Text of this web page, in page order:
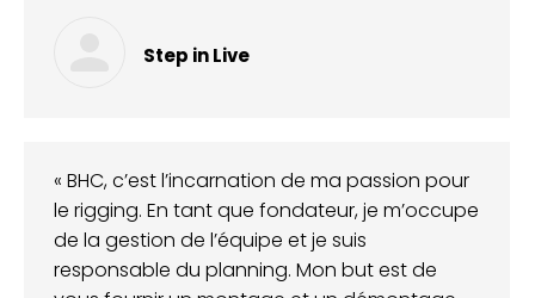
Step in Live
« BHC, c’est l’incarnation de ma passion pour
le rigging. En tant que fondateur, je m’occupe
de la gestion de l’équipe et je suis
responsable du planning. Mon but est de